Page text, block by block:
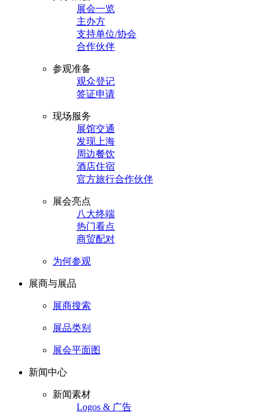
展会一览
主办方
支持单位/协会
合作伙伴
参观准备
观众登记
签证申请
现场服务
展馆交通
发现上海
周边餐饮
酒店住宿
官方旅行合作伙伴
展会亮点
八大终端
热门看点
商贸配对
为何参观
展商与展品
展商搜索
展品类别
展会平面图
新闻中心
新闻素材
Logos & 广告